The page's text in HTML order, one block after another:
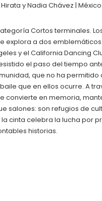
y Nadia Chávez | México
Cortos terminales.
explora a dos
y el California Dancing
el paso del tiempo
que no ha
que en ellos ocurre. A
convierte en memoria,
salones: son refugios de
cinta celebra la lucha por
historias.